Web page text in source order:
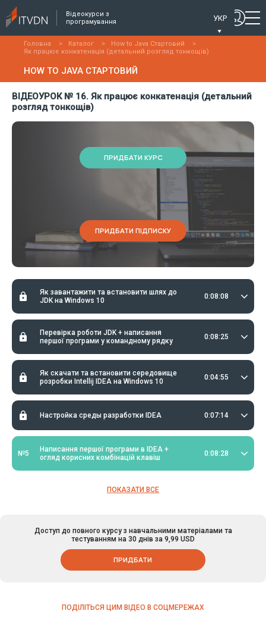
Відеокурси з
програмування
УКР
Головна > Каталог > How to Java Стартовий
>
Як працює конкатенація (детальний розгляд тонкощів)
HOW TO JAVA СТАРТОВИЙ
ВІДЕОУРОК № 16. Як працює конкатенація (детальний
розгляд тонкощів)
ПРИДБАТИ КУРС
ПРИДБАТИ ПІДПИСКУ
Як завантажити та встановити шлях до
JDK на Windows 10
0:08:08
Перевірка роботи JDK + написання
першої програми у командному рядку
0:08:25
Як скачати та встановити середовище
розробки Intellij IDEA на Windows 10
0:04:55
Настройка среды разработки IDEA 0:07:14
№5
Написання першої програми в IDEA +
огляд корисних комбінацій клавіш
0:08:28
ПОКАЗАТИ ВСЕ
ПОДІЛІТЬСЯ ЦИМ ВІДЕО В СОЦМЕРЕЖАХ
Доступ до повного курсу з навчальними матеріалами та
тестуванням на 30 днів за 9,99 USD
ПРИДБАТИ